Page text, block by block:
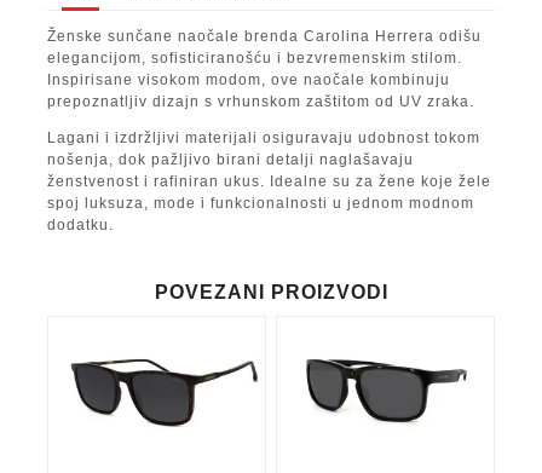
Ženske sunčane naočale brenda Carolina Herrera odišu
elegancijom, sofisticiranošću i bezvremenskim stilom.
Inspirisane visokom modom, ove naočale kombinuju
prepoznatljiv dizajn s vrhunskom zaštitom od UV zraka.
Lagani i izdržljivi materijali osiguravaju udobnost tokom
nošenja, dok pažljivo birani detalji naglašavaju
ženstvenost i rafiniran ukus. Idealne su za žene koje žele
spoj luksuza, mode i funkcionalnosti u jednom modnom
dodatku.
POVEZANI PROIZVODI